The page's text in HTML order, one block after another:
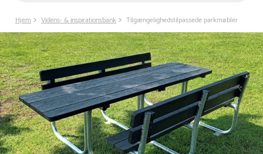
Hjem Videns- & inspirationsbank Tilgængelighedstilpassede parkmøbler